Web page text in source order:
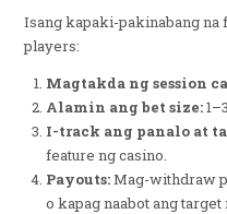
Isang kapaki-pakinabang
players:
Magtakda ng session
Alamin ang bet size:
I-track ang panalo at
feature ng casino.
Payouts:Mag-withdraw
o kapag naabot ang target